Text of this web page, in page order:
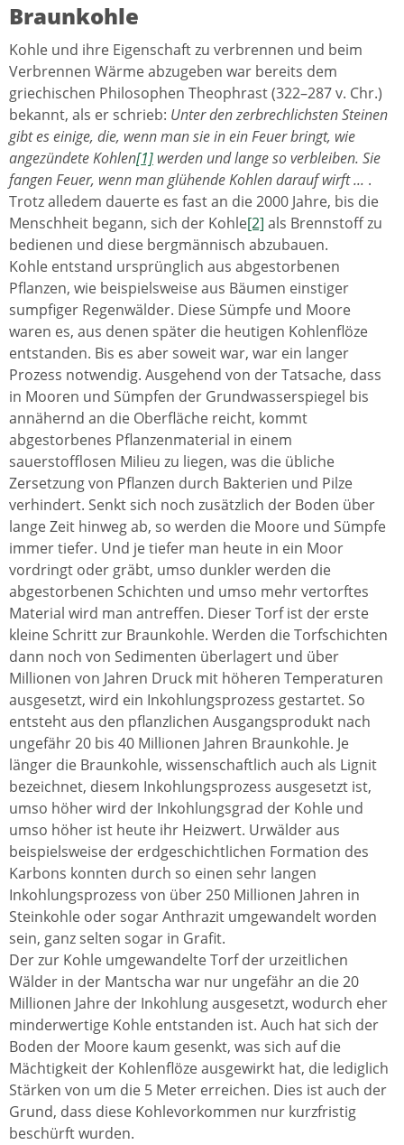
Braunkohle
Kohle und ihre Eigenschaft zu verbrennen und beim
Verbrennen Wärme abzugeben war bereits dem
griechischen Philosophen Theophrast (322–287 v. Chr.)
bekannt, als er schrieb: Unter den zerbrechlichsten Steinen
gibt es einige, die, wenn man sie in ein Feuer bringt, wie
angezündete Kohlen[1] werden und lange so verbleiben. Sie
fangen Feuer, wenn man glühende Kohlen darauf wirft ... .
Trotz alledem dauerte es fast an die 2000 Jahre, bis die
Menschheit begann, sich der Kohle[2] als Brennstoff zu
bedienen und diese bergmännisch abzubauen.
Kohle entstand ursprünglich aus abgestorbenen
Pflanzen, wie beispielsweise aus Bäumen einstiger
sumpfiger Regenwälder. Diese Sümpfe und Moore
waren es, aus denen später die heutigen Kohlenflöze
entstanden. Bis es aber soweit war, war ein langer
Prozess notwendig. Ausgehend von der Tatsache, dass
in Mooren und Sümpfen der Grundwasserspiegel bis
annähernd an die Oberfläche reicht, kommt
abgestorbenes Pflanzenmaterial in einem
sauerstofflosen Milieu zu liegen, was die übliche
Zersetzung von Pflanzen durch Bakterien und Pilze
verhindert. Senkt sich noch zusätzlich der Boden über
lange Zeit hinweg ab, so werden die Moore und Sümpfe
immer tiefer. Und je tiefer man heute in ein Moor
vordringt oder gräbt, umso dunkler werden die
abgestorbenen Schichten und umso mehr vertorftes
Material wird man antreffen. Dieser Torf ist der erste
kleine Schritt zur Braunkohle. Werden die Torfschichten
dann noch von Sedimenten überlagert und über
Millionen von Jahren Druck mit höheren Temperaturen
ausgesetzt, wird ein Inkohlungsprozess gestartet. So
entsteht aus den pflanzlichen Ausgangsprodukt nach
ungefähr 20 bis 40 Millionen Jahren Braunkohle. Je
länger die Braunkohle, wissenschaftlich auch als Lignit
bezeichnet, diesem Inkohlungsprozess ausgesetzt ist,
umso höher wird der Inkohlungsgrad der Kohle und
umso höher ist heute ihr Heizwert. Urwälder aus
beispielsweise der erdgeschichtlichen Formation des
Karbons konnten durch so einen sehr langen
Inkohlungsprozess von über 250 Millionen Jahren in
Steinkohle oder sogar Anthrazit umgewandelt worden
sein, ganz selten sogar in Grafit.
Der zur Kohle umgewandelte Torf der urzeitlichen
Wälder in der Mantscha war nur ungefähr an die 20
Millionen Jahre der Inkohlung ausgesetzt, wodurch eher
minderwertige Kohle entstanden ist. Auch hat sich der
Boden der Moore kaum gesenkt, was sich auf die
Mächtigkeit der Kohlenflöze ausgewirkt hat, die lediglich
Stärken von um die 5 Meter erreichen. Dies ist auch der
Grund, dass diese Kohlevorkommen nur kurzfristig
beschürft wurden.